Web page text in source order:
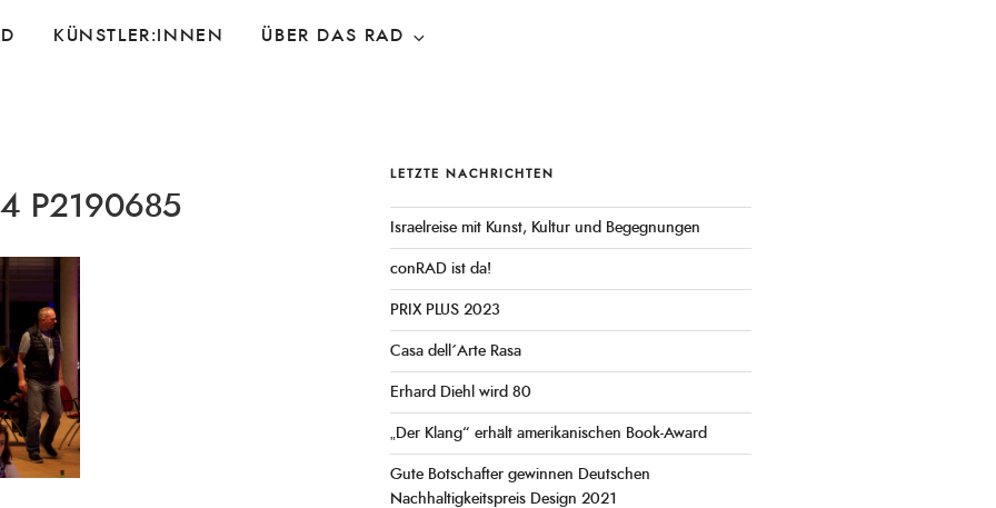
KÜNSTLER:INNEN ÜBER DAS RAD
P2190685
LETZTE NACHRICHTEN
Israelreise mit Kunst, Kultur und Begegnungen
conRAD ist da!
PRIX PLUS 2023
Casa dell´Arte Rasa
Erhard Diehl wird 80
„Der Klang“ erhält amerikanischen Book-Award
Gute Botschafter gewinnen Deutschen
Nachhaltigkeitspreis Design 2021